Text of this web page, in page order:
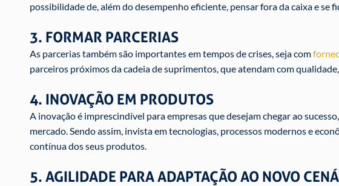
possibilidade de, além do desempenho eficiente, pensar fora da caixa e se
3. FORMAR PARCERIAS
As parcerias também são importantes em tempos de crises, seja com
parceiros próximos da cadeia de suprimentos, que atendam com
4. INOVAÇÃO EM PRODUTOS
A inovação é imprescindível para empresas que desejam chegar ao
mercado. Sendo assim, invista em tecnologias, processos modernos e
contínua dos seus produtos.
5. AGILIDADE PARA ADAPTAÇÃO AO NOVO